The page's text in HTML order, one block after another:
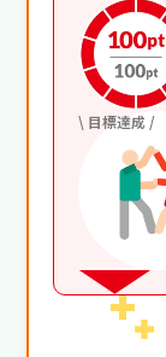
\ 目標達成 /